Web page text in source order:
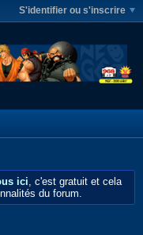
S'identifier ou s'inscrire
ici, c'est gratuit et cela
du forum.